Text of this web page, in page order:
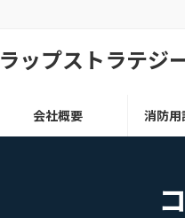
会社概要 消防用